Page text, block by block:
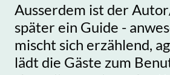
Ausserdem ist der
später ein Guide -
mischt sich erzählend,
lädt die Gäste zum